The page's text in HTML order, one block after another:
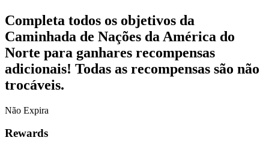
Completa todos os objetivos da
Caminhada de Nações da América do
Norte para ganhares recompensas
adicionais! Todas as recompensas são não
trocáveis.
Não Expira
Rewards